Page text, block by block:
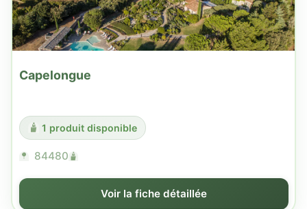
Capelongue
1 produit disponible
84480
Voir la fiche détaillée